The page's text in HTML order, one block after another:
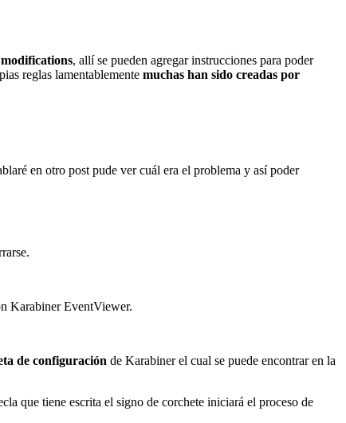
, allí se pueden agregar instrucciones para poder
reglas lamentablemente muchas han sido creadas por
en otro post pude ver cuál era el problema y así poder
Karabiner EventViewer.
de configuración de Karabiner el cual se puede encontrar en la
que tiene escrita el signo de corchete iniciará el proceso de